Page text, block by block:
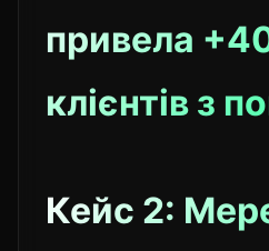
привела
клієнтів з
Кейс 2: